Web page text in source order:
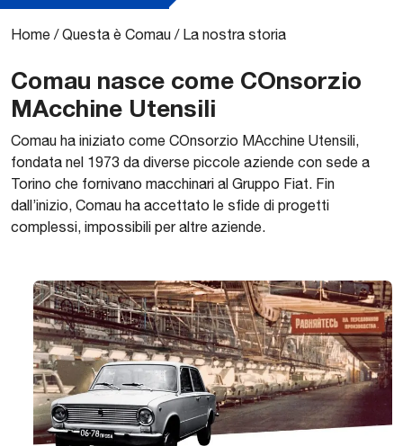
Home /Questa è Comau / La nostra storia
Comau nasce come COnsorzio
MAcchine Utensili
Comau ha iniziato come COnsorzio MAcchine Utensili,
fondata nel 1973 da diverse piccole aziende con sede a
Torino che fornivano macchinari al Gruppo Fiat. Fin
dall’inizio, Comau ha accettato le sfide di progetti
complessi, impossibili per altre aziende.